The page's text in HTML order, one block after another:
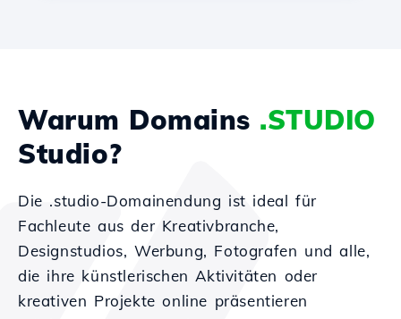
Warum Domains .STUDIO
Studio?
Die .studio-Domainendung ist ideal für
Fachleute aus der Kreativbranche,
Designstudios, Werbung, Fotografen und alle,
die ihre künstlerischen Aktivitäten oder
kreativen Projekte online präsentieren